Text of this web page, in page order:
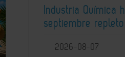
Industria Química
septiembre
2026-08-07